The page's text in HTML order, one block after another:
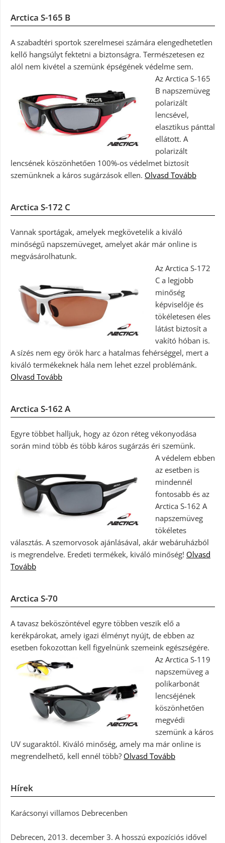
Arctica S-165 B
A szabadtéri sportok szerelmesei számára elengedhetetlen
kellő hangsúlyt fektetni a biztonságra. Természetesen ez
alól nem kivétel a szemünk épségének védelme sem.
Az Arctica S-165
B napszemüveg
polarizált
lencsével,
elasztikus pánttal
ellátott. A
polarizált
lencsének köszönhetően 100%-os védelmet biztosít
szemünknek a káros sugárzások ellen. Olvasd Tovább
Arctica S-172 C
Vannak sportágak, amelyek megkövetelik a kiváló
minőségű napszemüveget, amelyet akár már online is
megvásárolhatunk.
Az Arctica S-172
C a legjobb
minőség
képviselője és
tökéletesen éles
látást biztosít a
vakító hóban is.
A sízés nem egy örök harc a hatalmas fehérséggel, mert a
kiváló termékeknek hála nem lehet ezzel problémánk.
Olvasd Tovább
Arctica S-162 A
Egyre többet halljuk, hogy az ózon réteg vékonyodása
során mind több és több káros sugárzás éri szemünk.
A védelem ebben
az esetben is
mindennél
fontosabb és az
Arctica S-162 A
napszemüveg
tökéletes
választás. A szemorvosok ajánlásával, akár webáruházból
is megrendelve. Eredeti termékek, kiváló minőség! Olvasd
Tovább
Arctica S-70
A tavasz beköszöntével egyre többen veszik elő a
kerékpárokat, amely igazi élményt nyújt, de ebben az
esetben fokozottan kell figyelnünk szemeink egészségére.
Az Arctica S-119
napszemüveg a
polikarbonát
lencséjének
köszönhetően
megvédi
szemünk a káros
UV sugaraktól. Kiváló minőség, amely ma már online is
megrendelhető, kell ennél több? Olvasd Tovább
Hírek
Karácsonyi villamos Debrecenben
Debrecen, 2013. december 3. A hosszú expozíciós idővel